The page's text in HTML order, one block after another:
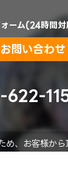
ォーム(24時間
お問い合わせ
622-
め、お客様か